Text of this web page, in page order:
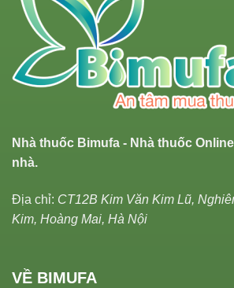
Nhà thuốc Bimufa - Nhà thuốc
nhà.
Địa chỉ: CT12B Kim Văn Kim Lũ,
Kim, Hoàng Mai, Hà Nội
VỀ BIMUFA